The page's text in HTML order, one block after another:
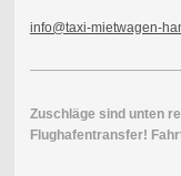
info@taxi-mietwagen-
Zuschläge sind unten
Flughafentransfer!